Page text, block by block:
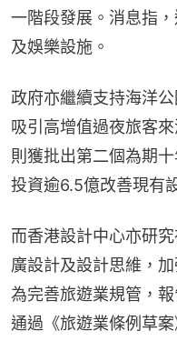
一階段發展。消息指
及娛樂設施。
政府亦繼續支持海洋
吸引高增值過夜旅客
則獲批出第二個為期
投資逾6.5億改善現有
而香港設計中心亦研
廣設計及設計思維，
為完善旅遊業規管，
通過《旅遊業條例草